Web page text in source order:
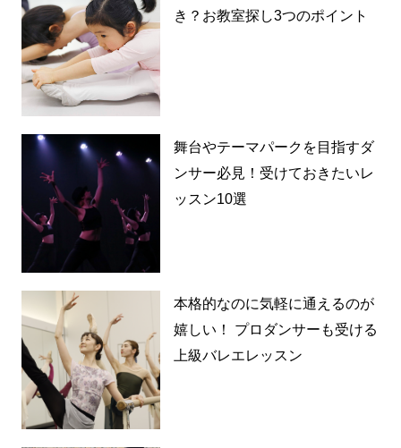
き？お教室探し3つのポイント
舞台やテーマパークを目指すダ
ンサー必見！受けておきたいレ
ッスン10選
本格的なのに気軽に通えるのが
嬉しい！ プロダンサーも受ける
上級バレエレッスン